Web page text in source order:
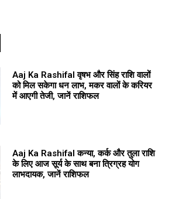
Aaj Ka Rashifal वृषभ और सिंह राशि वालों
को मिल सकेगा धन लाभ, मकर वालों के करियर
में आएगी तेजी, जानें राशिफल
Aaj Ka Rashifal कन्या, कर्क और तुला राशि
के लिए आज सूर्य के साथ बना त्रिग्रह योग
लाभदायक, जानें राशिफल